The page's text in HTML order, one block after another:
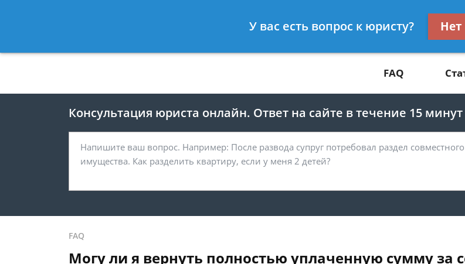
8 812 425-67-81
FAQ
Консультация юриста онлайн. Ответ на сайте в течение 15 минут
FAQ
Могу ли я вернуть полностью уплаченную сумму за
У вас есть вопрос к юристу? Нет